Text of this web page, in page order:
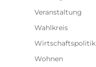
Veranstaltung
Wahlkreis
Wirtschaftspolitik
Wohnen